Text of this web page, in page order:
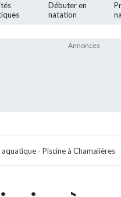
Débuter en
natation
- Piscine à Chamalières